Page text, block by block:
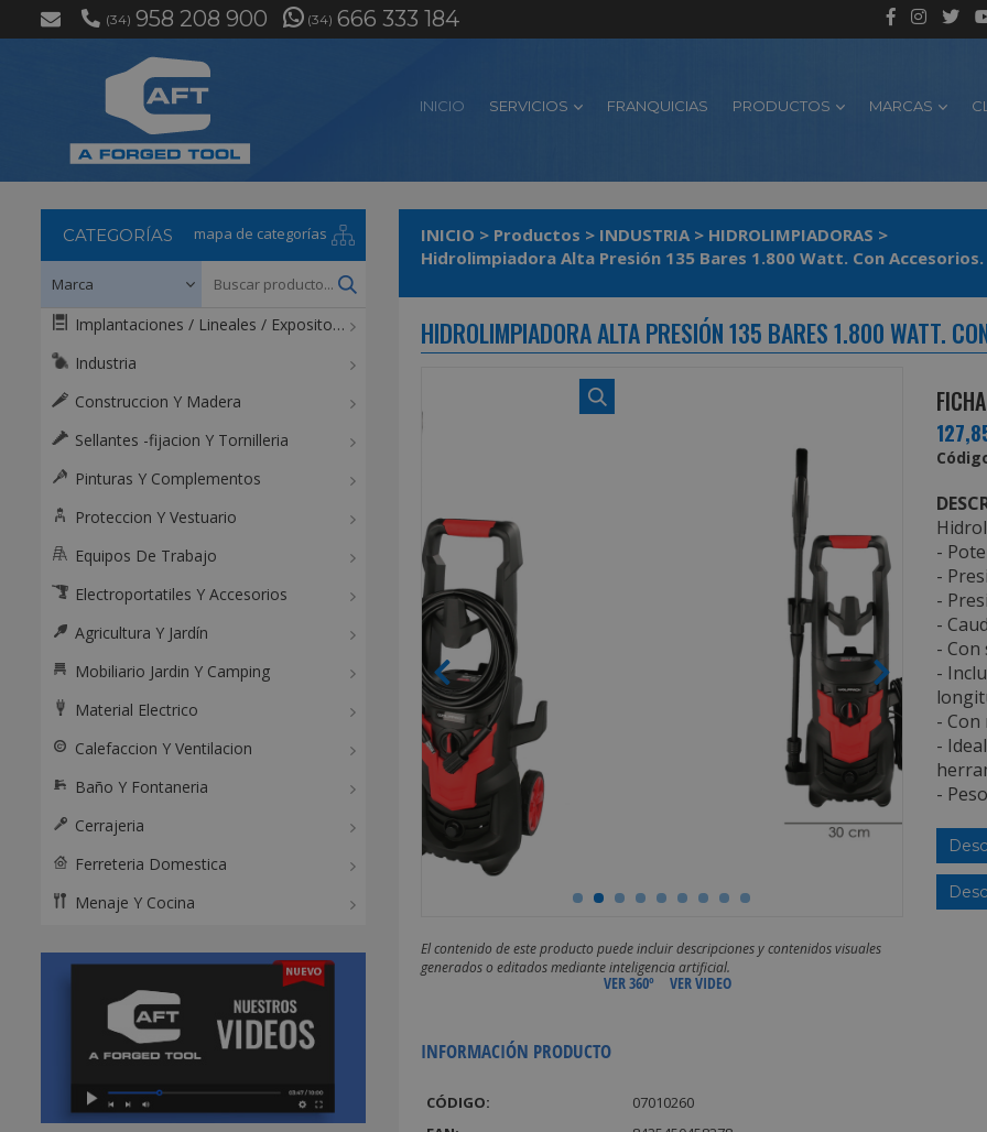
(34) 958 208 900 (34) 666 333 184
INICIO SERVICIOS FRANQUICIAS PRODUCTOS MARCAS
INICIO > Productos > INDUSTRIA > HIDROLIMPIADORAS >
Hidrolimpiadora Alta Presión 135 Bares 1.800 Watt. Con Accesorios.
HIDROLIMPIADORA ALTA PRESIÓN 135 BARES 1.800 WATT.
El contenido de este producto puede incluir descripciones y contenidos visuales
generados o editados mediante inteligencia artificial.
VER 360º VER VIDEO
INFORMACIÓN PRODUCTO
CÓDIGO:
07010260
-
-
-
-
- Con
-
-
-
-
CATEGORÍAS mapa de categorías
Implantaciones / Lineales / Expositores / Mostradores
Industria
Construccion Y Madera
Sellantes -fijacion Y Tornilleria
Pinturas Y Complementos
Proteccion Y Vestuario
Equipos De Trabajo
Electroportatiles Y Accesorios
Agricultura Y Jardín
Mobiliario Jardin Y Camping
Material Electrico
Calefaccion Y Ventilacion
Baño Y Fontaneria
Cerrajeria
Ferreteria Domestica
Menaje Y Cocina